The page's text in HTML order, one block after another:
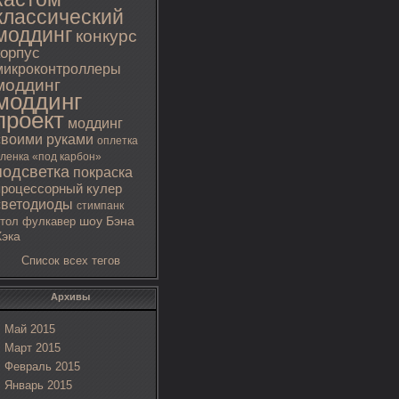
конкурс
моддинг
руками оплетка
«под карбон»
покраска
кулер
стимпанк
фулкавер шоу Бэна
Список всех тегов
Архивы
Май 2015
Март 2015
Февраль 2015
Январь 2015